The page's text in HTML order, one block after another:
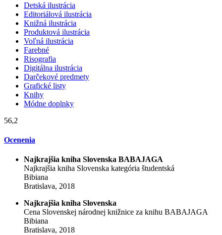
Detská ilustrácia
Editoriálová ilustrácia
Knižná ilustrácia
Produktová ilustrácia
Voľná ilustrácia
Farebné
Risografia
Digitálna ilustrácia
Darčekové predmety
Grafické listy
Knihy
Módne doplnky
56,2
Ocenenia
Najkrajšia kniha Slovenska BABAJAGA
Najkrajšia kniha Slovenska kategória študentská
Bibiana
Bratislava, 2018
Najkrajšia kniha Slovenska
Cena Slovenskej národnej knižnice za knihu BABAJAGA
Bibiana
Bratislava, 2018